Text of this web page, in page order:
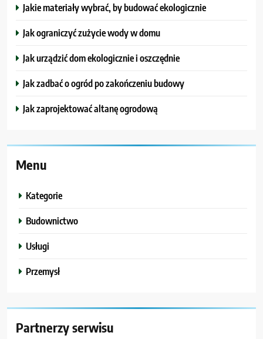
Jakie materiały wybrać, by budować ekologicznie
Jak ograniczyć zużycie wody w domu
Jak urządzić dom ekologicznie i oszczędnie
Jak zadbać o ogród po zakończeniu budowy
Jak zaprojektować altanę ogrodową
Menu
Kategorie
Budownictwo
Usługi
Przemysł
Partnerzy serwisu